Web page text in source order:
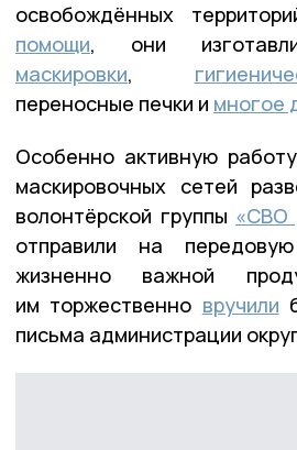
освобождённых
помощи, они
маскировки,
переносные печки и многое
Особенно активную
маскировочных сетей
волонтёрской группы «СВО
отправили на
жизненно важной
им торжественно вручили
письма администрации